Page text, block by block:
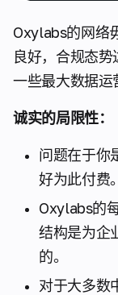
Oxylabs的网络
良好，合规态
一些最大数据运
诚实的局限性：
问题在于你
好为此付费
Oxylabs的
结构是为企
的。
对于大多数